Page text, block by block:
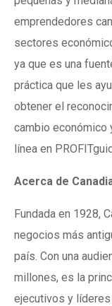
emprendedores
sectores
ya que es una
práctica que les
obtener el
cambio económico
línea en
Acerca de
Fundada en 1928,
negocios más
país. Con una
millones, es la
ejecutivos y